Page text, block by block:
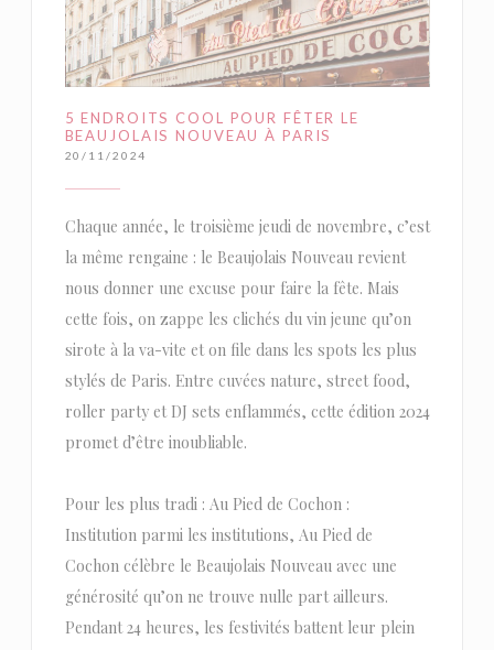
5 ENDROITS COOL POUR FÊTER LE
BEAUJOLAIS NOUVEAU À PARIS
20/11/2024
Chaque année, le troisième jeudi de novembre, c’est
la même rengaine : le Beaujolais Nouveau revient
nous donner une excuse pour faire la fête. Mais
cette fois, on zappe les clichés du vin jeune qu’on
sirote à la va-vite et on file dans les spots les plus
stylés de Paris. Entre cuvées nature, street food,
roller party et DJ sets enflammés, cette édition 2024
promet d’être inoubliable.
Pour les plus tradi : Au Pied de Cochon :
Institution parmi les institutions, Au Pied de
Cochon célèbre le Beaujolais Nouveau avec une
générosité qu’on ne trouve nulle part ailleurs.
Pendant 24 heures, les festivités battent leur plein